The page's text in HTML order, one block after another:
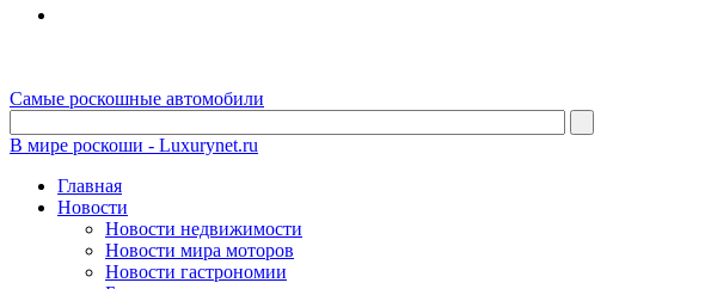
Самые роскошные автомобили
В мире роскоши - Luxurynet.ru
Главная
Новости
Новости недвижимости
Новости мира моторов
Новости гастрономии